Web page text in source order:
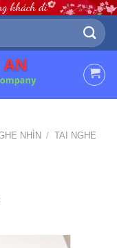
NHÌN / TAI NGHE